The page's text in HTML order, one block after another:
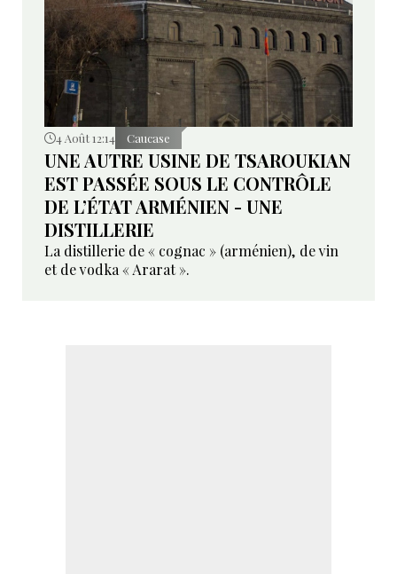
4 Août 12:14 Caucase
UNE AUTRE USINE DE TSAROUKIAN
EST PASSÉE SOUS LE CONTRÔLE
DE L’ÉTAT ARMÉNIEN - UNE
DISTILLERIE
La distillerie de « cognac » (arménien), de vin
et de vodka « Ararat ».